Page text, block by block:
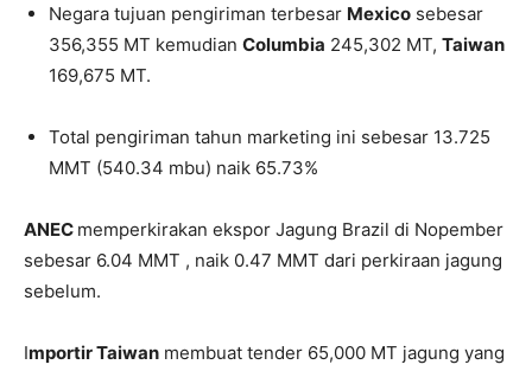
Negara tujuan pengiriman terbesar Mexico sebesar
356,355 MT kemudian Columbia 245,302 MT, Taiwan
169,675 MT.
Total pengiriman tahun marketing ini sebesar 13.725
MMT (540.34 mbu) naik 65.73%
ANEC memperkirakan ekspor Jagung Brazil di Nopember
sebesar 6.04 MMT , naik 0.47 MMT dari perkiraan jagung
sebelum.
Importir Taiwan membuat tender 65,000 MT jagung yang